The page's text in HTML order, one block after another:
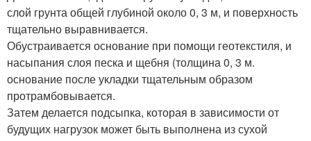
слой грунта общей глубиной около 0, 3 м, и поверхность
тщательно выравнивается.
Обустраивается основание при помощи геотекстиля, и
насыпания слоя песка и щебня (толщина 0, 3 м.
основание после укладки тщательным образом
протрамбовывается.
Затем делается подсыпка, которая в зависимости от
будущих нагрузок может быть выполнена из сухой